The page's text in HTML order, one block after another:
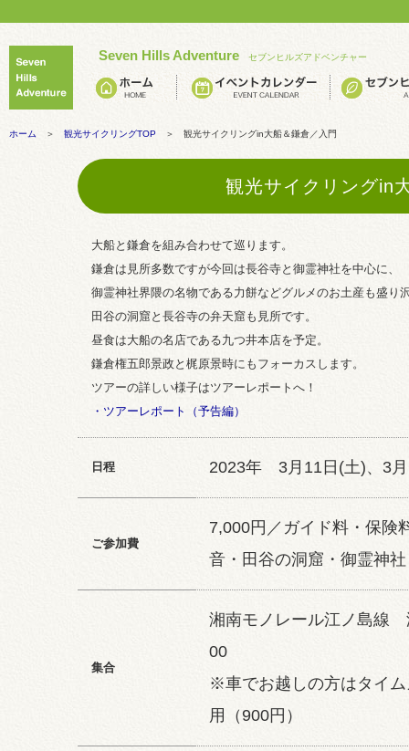
Seven Hills Adventure セブンヒルズアドベンチャー
ホーム ＞ 観光サイクリングTOP ＞ 観光サイクリングin大船＆鎌倉／入門
観光サイクリングin
大船と鎌倉を組み合わせて巡ります。
鎌倉は見所多数ですが今回は長谷寺と御霊神社を中心に、
御霊神社界隈の名物である力餅などグルメのお土産も盛り
田谷の洞窟と長谷寺の弁天窟も見所です。
昼食は大船の名店である九つ井本店を予定。
鎌倉権五郎景政と梶原景時にもフォーカスします。
ツアーの詳しい様子はツアーレポートへ！
・ツアーレポート（予告編）
日程 2023年 3月11日(土)、3
ご参加費
7,000円／ガイド料・保険
音・田谷の洞窟・御霊神
集合
湘南モノレール江ノ島
00
※車でお越しの方はタイ
用（900円）